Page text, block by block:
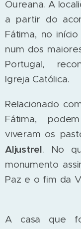
Oureana. A
a partir do
Fátima, no
num dos
Portugal,
Igreja Católica.
Relacionado
Fátima,
viveram os
Aljustrel. No
monumento
Paz e o fim da
A casa que